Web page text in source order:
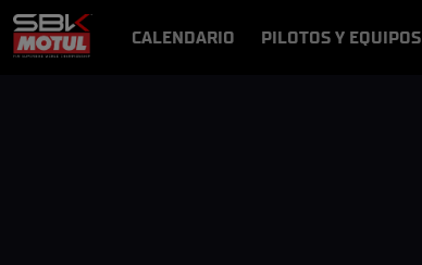
CALENDARIO PILOTOS Y EQUIPOS